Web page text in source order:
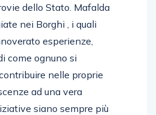
dello Stato. Mafalda
nei Borghi , i quali
esperienze,
come ognuno si
nelle proprie
ad una vera
siano sempre più